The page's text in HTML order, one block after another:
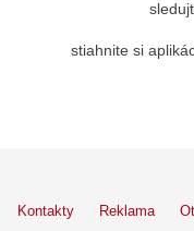
stiahnite si
Kontakty Reklama